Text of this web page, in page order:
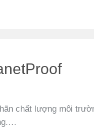
chất lượng môi